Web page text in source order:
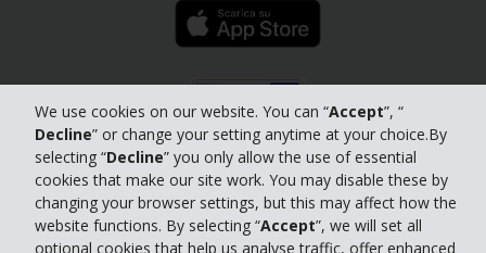
We use cookies on our website. You can “Accept”, “
Decline” or change your setting anytime at your choice.By
selecting “Decline” you only allow the use of essential
cookies that make our site work. You may disable these by
changing your browser settings, but this may affect how the
website functions. By selecting “Accept”, we will set all
optional cookies that help us analyse traffic, offer enhanced
© 2026 The Hertz Corporation. Tutti i diritti riservati.Politica Aziendale per la
Tutela della Privacy
Hertz Standard Di Condotta Aziendale | Dichiarazione
di accessibilità
Informativa ai sensi dell’art. 13 del d. Lgs N. 196/2003